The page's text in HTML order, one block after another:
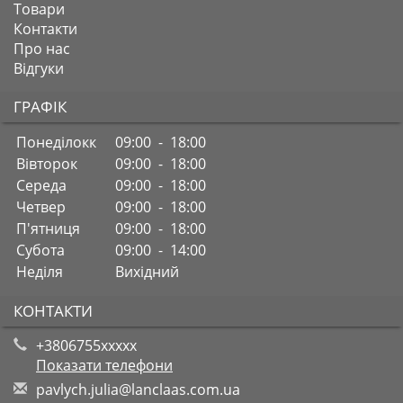
Товари
Контакти
Про нас
Відгуки
ГРАФІК
Понеділокк
09:00 - 18:00
Вівторок
09:00 - 18:00
Середа
09:00 - 18:00
Четвер
09:00 - 18:00
П'ятниця
09:00 - 18:00
Субота
09:00 - 14:00
Неділя
Вихідний
КОНТАКТИ
+3806755xxxxx
Показати телефони
pavlych.julia@lanclaas.com.ua